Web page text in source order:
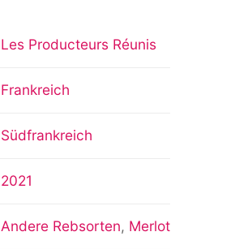
Les Producteurs Réunis
Frankreich
Südfrankreich
2021
Andere Rebsorten, Merlot